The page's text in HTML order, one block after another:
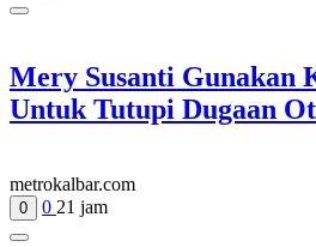
Mery Susanti Gunakan
Untuk Tutupi Dugaan
metrokalbar.com
0 0 21 jam